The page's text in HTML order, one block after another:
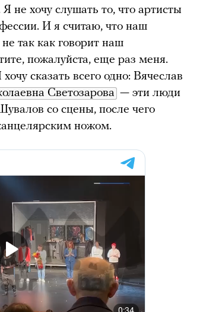
не хочу слушать то, что артисты
И я считаю, что наш
так как говорит наш
пожалуйста, еще раз меня.
сказать всего одно: Вячеслав
Светозарова — эти люди
со сцены, после чего
ножом.